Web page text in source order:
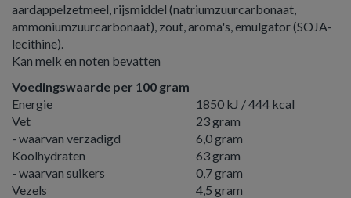
aardappelzetmeel, rijsmiddel (natriumzuurcarbonaat,
ammoniumzuurcarbonaat), zout, aroma's, emulgator (SOJA-
lecithine).
Kan melk en noten bevatten
Voedingswaarde per 100 gram
Energie
1850 kJ / 444 kcal
Vet
23 gram
- waarvan verzadigd
6,0 gram
Koolhydraten
63 gram
- waarvan suikers
0,7 gram
Vezels
4,5 gram